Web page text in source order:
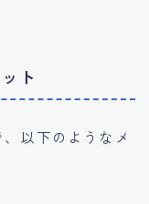
ト
以下のようなメ